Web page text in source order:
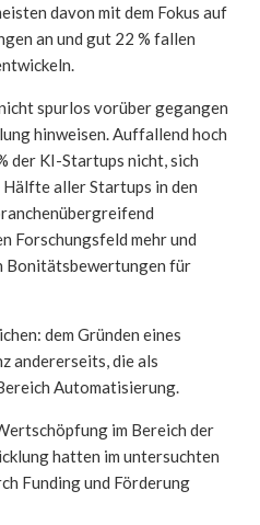
davon mit dem Fokus auf
an und gut 22 % fallen
spurlos vorüber gegangen
hinweisen. Auffallend hoch
der KI-Startups nicht, sich
aller Startups in den
Forschungsfeld mehr und
Bonitätsbewertungen für
dem Gründen eines
andererseits, die als
Automatisierung.
im Bereich der
hatten im untersuchten
Funding und Förderung